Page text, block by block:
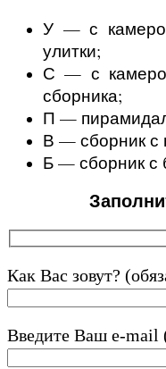
У — с
улитки;
С — с
сборника;
П —
В — сборник с
Б — сборник с
Как Вас зовут?
Введите Ваш e-mail